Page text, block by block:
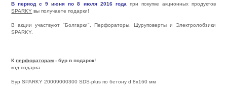
В период с 9 июня по 8 июля 2016 года при покупке акционных продуктов
SPARKY вы получаете подарки!
В акции участвуют "Болгарки", Перфораторы, Шуруповерты и Электролобзики
SPARKY.
Кперфораторам - бур в подарок!
код подарка
Бур SPARKY 20009000300 SDS-plus по бетону d 8x160 мм